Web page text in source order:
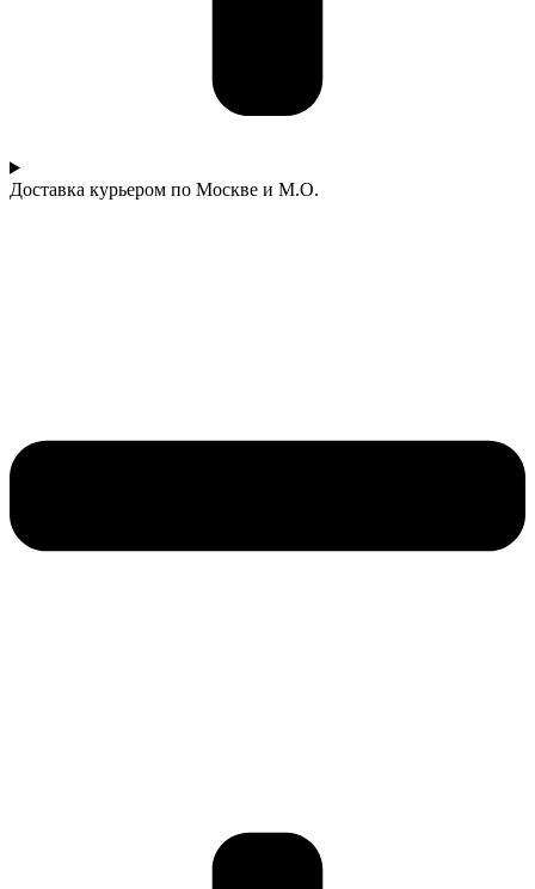
Доставка курьером по Москве и М.О.